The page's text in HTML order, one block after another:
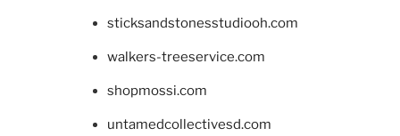
sticksandstonesstudiooh.com
walkers-treeservice.com
shopmossi.com
untamedcollectivesd.com